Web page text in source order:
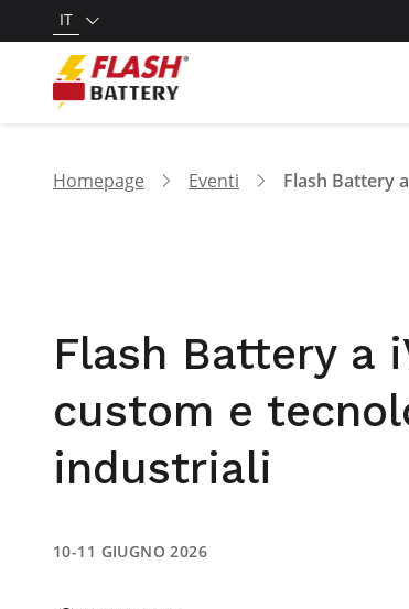
IT
Homepage Eventi
Flash Battery a
custom e
industriali
10-11 GIUGNO 2026